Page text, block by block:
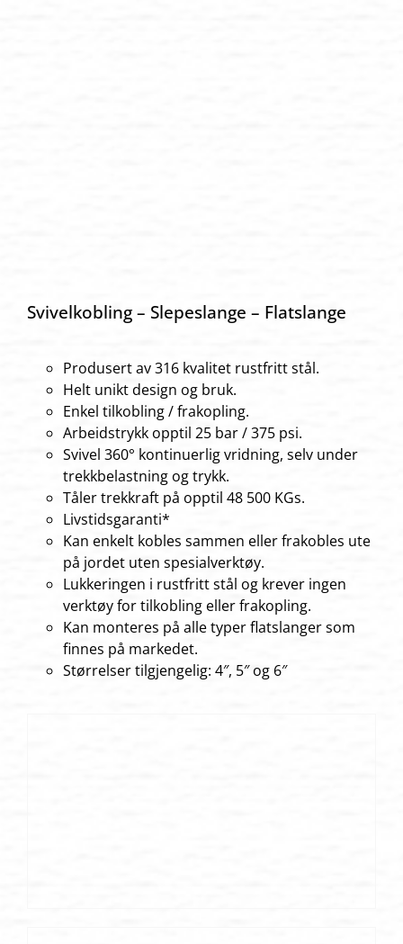
Svivelkobling – Slepeslange – Flatslange
Produsert av 316 kvalitet rustfritt stål.
Helt unikt design og bruk.
Enkel tilkobling / frakopling.
Arbeidstrykk opptil 25 bar / 375 psi.
Svivel 360° kontinuerlig vridning, selv under
trekkbelastning og trykk.
Tåler trekkraft på opptil 48 500 KGs.
Livstidsgaranti*
Kan enkelt kobles sammen eller frakobles ute
på jordet uten spesialverktøy.
Lukkeringen i rustfritt stål og krever ingen
verktøy for tilkobling eller frakopling.
Kan monteres på alle typer flatslanger som
finnes på markedet.
Størrelser tilgjengelig: 4″, 5″ og 6″